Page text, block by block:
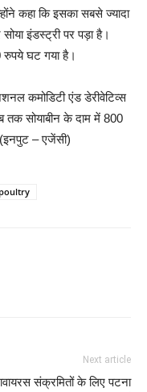
कहा कि इसका सबसे ज्यादा
इंडस्ट्री पर पड़ा है।
रुपये घट गया है।
कमोडिटी एंड डेरीवेटिव्स
सोयाबीन के दाम में 800
(इनपुट – एजेंसी)
poultry
Next article
संक्रमितों के लिए पटना